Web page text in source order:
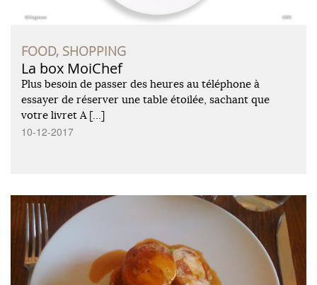
FOOD, SHOPPING
La box MoiChef
Plus besoin de passer des heures au téléphone à
essayer de réserver une table étoilée, sachant que
votre livret A […]
10-12-2017